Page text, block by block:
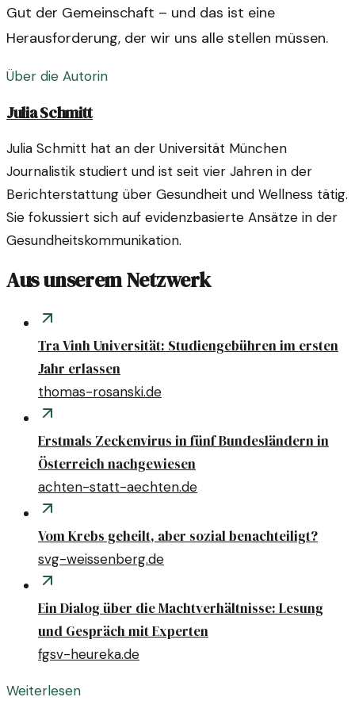
Gut der Gemeinschaft – und das ist eine
Herausforderung, der wir uns alle stellen müssen.
Über die Autorin
Julia Schmitt
Julia Schmitt hat an der Universität München
Journalistik studiert und ist seit vier Jahren in der
Berichterstattung über Gesundheit und Wellness tätig.
Sie fokussiert sich auf evidenzbasierte Ansätze in der
Gesundheitskommunikation.
Aus unserem Netzwerk
Tra Vinh Universität: Studiengebühren im ersten
Jahr erlassen
thomas-rosanski.de
Erstmals Zeckenvirus in fünf Bundesländern in
Österreich nachgewiesen
achten-statt-aechten.de
Vom Krebs geheilt, aber sozial benachteiligt?
svg-weissenberg.de
Ein Dialog über die Machtverhältnisse: Lesung
und Gespräch mit Experten
fgsv-heureka.de
Weiterlesen